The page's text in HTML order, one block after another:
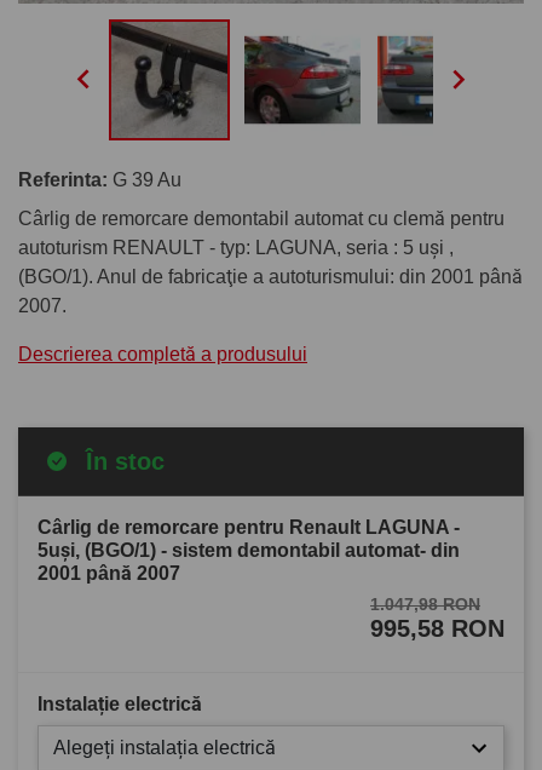
 
Referinta: G 39 Au
Cârlig de remorcare demontabil automat cu clemă pentru
autoturism RENAULT - typ: LAGUNA, seria : 5 uşi ,
(BGO/1). Anul de fabricaţie a autoturismului: din 2001 până
2007.
Descrierea completă a produsului
În stoc
Cârlig de remorcare pentru Renault LAGUNA -
5uşi, (BGO/1) - sistem demontabil automat- din
2001 până 2007
1.047,98 RON
995,58 RON
Instalație electrică
Alegeți instalația electrică